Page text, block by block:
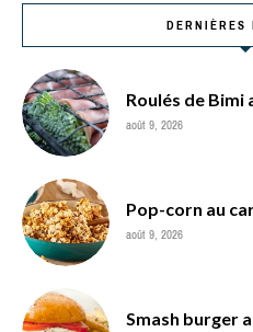
DERNIÈRES
Roulés de Bimi
août 9, 2026
Pop-corn au
août 9, 2026
Smash burger